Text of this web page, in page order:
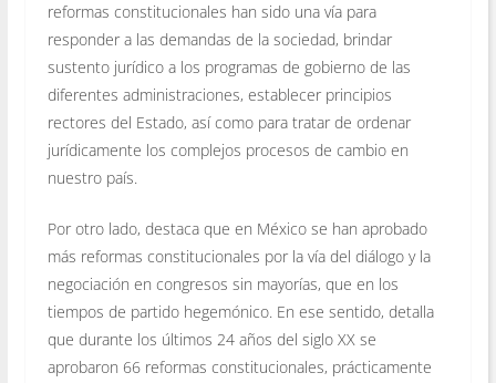
reformas constitucionales han sido una vía para
responder a las demandas de la sociedad, brindar
sustento jurídico a los programas de gobierno de las
diferentes administraciones, establecer principios
rectores del Estado, así como para tratar de ordenar
jurídicamente los complejos procesos de cambio en
nuestro país.
Por otro lado, destaca que en México se han aprobado
más reformas constitucionales por la vía del diálogo y la
negociación en congresos sin mayorías, que en los
tiempos de partido hegemónico. En ese sentido, detalla
que durante los últimos 24 años del siglo XX se
aprobaron 66 reformas constitucionales, prácticamente